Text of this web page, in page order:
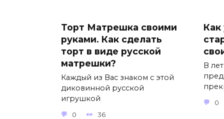
Торт Матрешка своими
руками. Как сделать
торт в виде русской
матрешки?
Каждый из Вас знаком с этой
диковинной русской
игрушкой
0 36
Как
В
0